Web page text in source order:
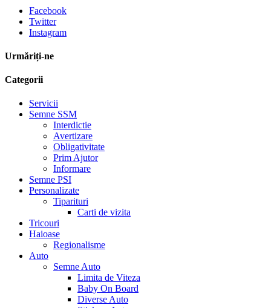
Facebook
Twitter
Instagram
Urmăriți-ne
Categorii
Servicii
Semne SSM
Interdictie
Avertizare
Obligativitate
Prim Ajutor
Informare
Semne PSI
Personalizate
Tiparituri
Carti de vizita
Tricouri
Haioase
Regionalisme
Auto
Semne Auto
Limita de Viteza
Baby On Board
Diverse Auto